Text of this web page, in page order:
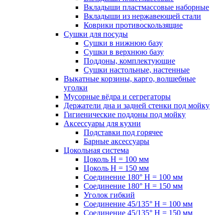
Вкладыши пластмассовые наборные
Вкладыши из нержавеющей стали
Коврики противоскользящие
Сушки для посуды
Сушки в нижнюю базу
Сушки в верхнюю базу
Поддоны, комплектующие
Сушки настольные, настенные
Выкатные корзины, карго, волшебные
уголки
Мусорные вёдра и сегрегаторы
Держатели дна и задней стенки под мойку
Гигиенические поддоны под мойку
Аксессуары для кухни
Подставки под горячее
Барные аксессуары
Цокольная система
Цоколь H = 100 мм
Цоколь H = 150 мм
Соединение 180° H = 100 мм
Соединение 180° H = 150 мм
Уголок гибкий
Соединение 45/135° H = 100 мм
Соединение 45/135° H = 150 мм